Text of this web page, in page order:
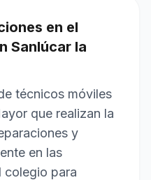
en el
Sanlúcar la
técnicos móviles
que realizan la
y
en las
colegio para